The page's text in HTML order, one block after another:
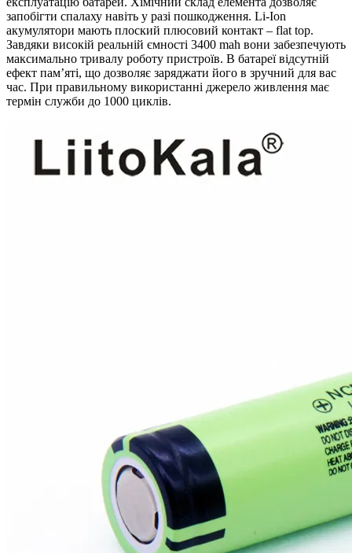
запобігти спалаху навіть у разі пошкодження. Li-Ion
акумулятори мають плоский плюсовий контакт – flat top.
Завдяки високій реальній ємності 3400 mah вони забезпечують
максимально тривалу роботу пристроїв. В батареї відсутній
ефект пам’яті, що дозволяє заряджати його в зручний для вас
час. При правильному використанні джерело живлення має
термін служби до 1000 циклів.